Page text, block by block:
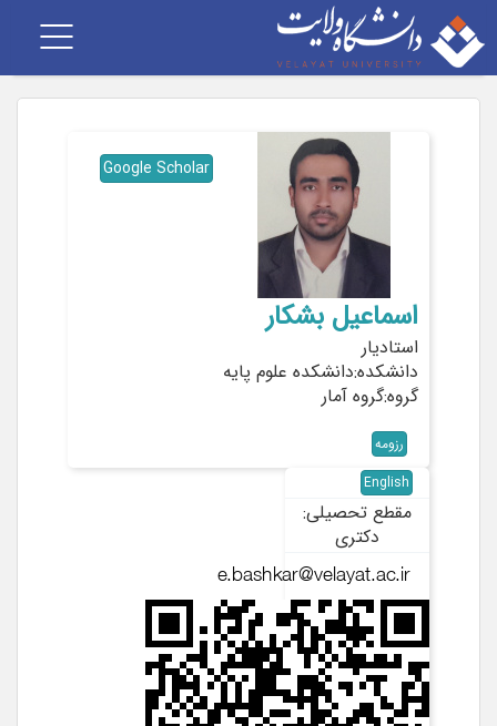
Toggle
اسماعیل بشکار
استادیار
دانشکده:دانشکده علوم پایه
گروه:گروه آمار
رزومه
Google Scholar
English
مقطع تحصیلی:
دکتری